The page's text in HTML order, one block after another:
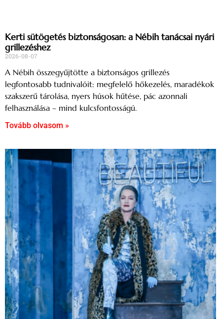
Kerti sütögetés biztonságosan: a Nébih tanácsai nyári
grillezéshez
2026-08-07
A Nébih összegyűjtötte a biztonságos grillezés
legfontosabb tudnivalóit: megfelelő hőkezelés, maradékok
szakszerű tárolása, nyers húsok hűtése, pác azonnali
felhasználása – mind kulcsfontosságú.
Tovább olvasom »